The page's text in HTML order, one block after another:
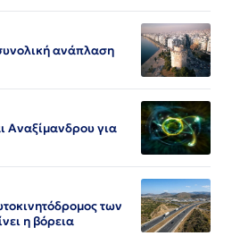
ανάπλαση
Αναξίμανδρου για
των
η βόρεια